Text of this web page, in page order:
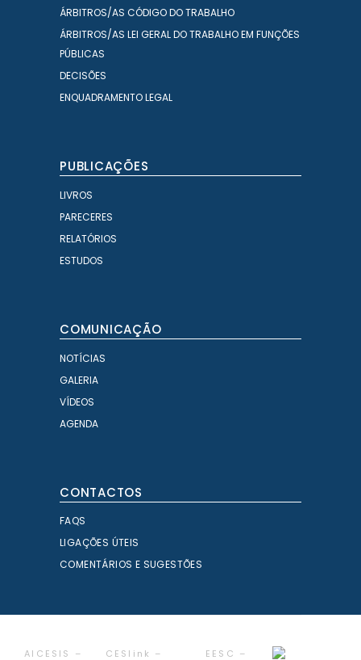
ÁRBITROS/AS CÓDIGO DO TRABALHO
ÁRBITROS/AS LEI GERAL DO TRABALHO EM FUNÇÕES
PÚBLICAS
DECISÕES
ENQUADRAMENTO LEGAL
PUBLICAÇÕES
LIVROS
PARECERES
RELATÓRIOS
ESTUDOS
COMUNICAÇÃO
NOTÍCIAS
GALERIA
VÍDEOS
AGENDA
CONTACTOS
FAQS
LIGAÇÕES ÚTEIS
COMENTÁRIOS E SUGESTÕES
AICESIS – CESlink – EESC –